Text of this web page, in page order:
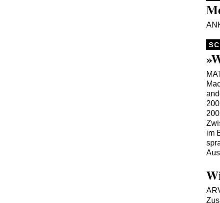
im